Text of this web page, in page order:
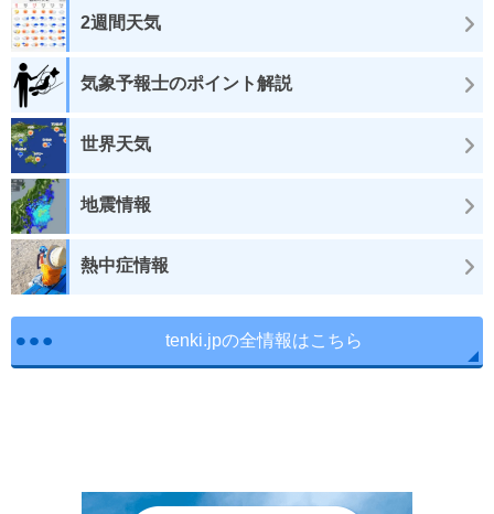
2週間天気
気象予報士のポイント解説
世界天気
地震情報
熱中症情報
tenki.jpの全情報はこちら